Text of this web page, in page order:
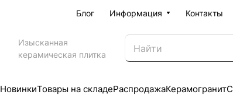
Блог Информация Контакты
Изысканная
керамическая плитка
НовинкиТовары на складеРаспродажаКерамогранит